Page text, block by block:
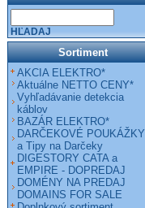
HĽADAJ
Sortiment
AKCIA ELEKTRO*
Aktuálne NETTO CENY*
Vyhľadávanie detekcia
káblov
BAZÁR ELEKTRO*
DARČEKOVÉ POUKÁŽKY
a Tipy na Darčeky
DIGESTORY CATA a
EMPIRE - DOPREDAJ
DOMÉNY NA PREDAJ
DOMAINS FOR SALE